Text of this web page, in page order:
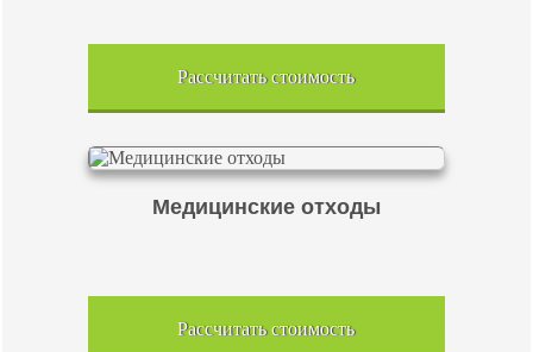
Рассчитать стоимость
Медицинские отходы
Рассчитать стоимость